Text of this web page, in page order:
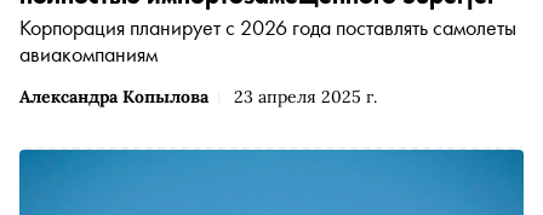
Александра Копылова 23 апреля 2025 г.
Корпорация планирует с 2026 года поставлять самолеты
авиакомпаниям